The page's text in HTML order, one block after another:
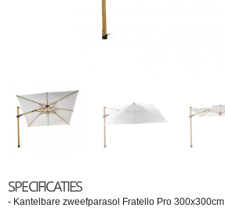
SPECIFICATIES
- Kantelbare zweefparasol Fratello Pro 300x300cm